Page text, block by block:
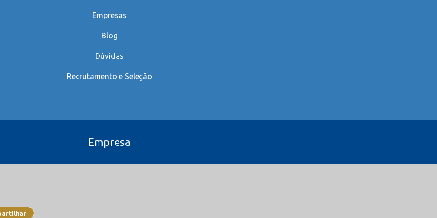
Empresas
Blog
Dúvidas
Recrutamento e Seleção
Empresa